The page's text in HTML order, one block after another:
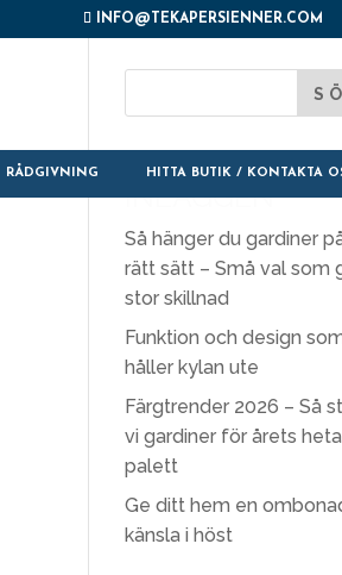
INFO@TEKAPERSIENNER.COM
RÅDGIVNING HITTA BUTIK / KONTAKTA
SENASTE
INLÄGGEN
Så hänger du gardiner
rätt sätt – Små val som
stor skillnad
Funktion och design
håller kylan ute
Färgtrender 2026 – Så
vi gardiner för årets
palett
Ge ditt hem en
känsla i höst